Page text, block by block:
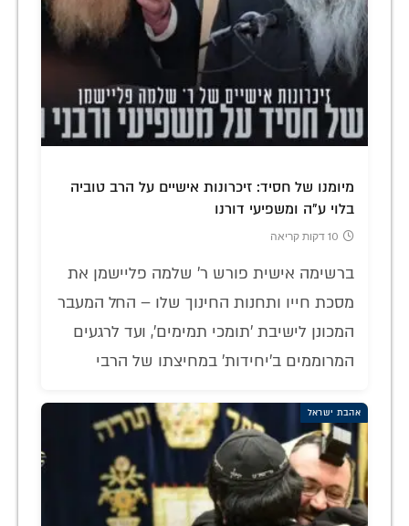
מיומנו של חסיד: זיכרונות אישיים על הרב טוביה
בלוי ע"ה ומשפיעי דורנו
10 דקות קריאה
ברשימה אישית פורש ר' שלמה פליישמן את
מסכת חייו ותחנות החינוך שלו – החל המעבר
המכונן לישיבת 'תומכי תמימים', ועד לרגעים
המרוממים ב'יחידות' במחיצתו של הרבי
אהבת ישראל